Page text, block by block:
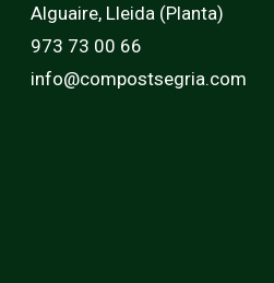
Alguaire, Lleida (Planta)
973 73 00 66
info@compostsegria.com